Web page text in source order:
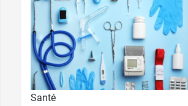
Santé